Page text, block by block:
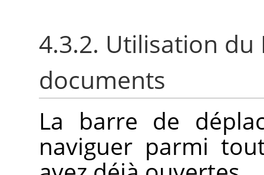
4.3.2. Utilisation
documents
La barre de
naviguer parmi